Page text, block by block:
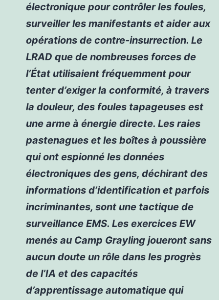
électronique pour contrôler les foules,
surveiller les manifestants et aider aux
opérations de contre-insurrection. Le
LRAD que de nombreuses forces de
l’État utilisaient fréquemment pour
tenter d’exiger la conformité, à travers
la douleur, des foules tapageuses est
une arme à énergie directe. Les raies
pastenagues et les boîtes à poussière
qui ont espionné les données
électroniques des gens, déchirant des
informations d’identification et parfois
incriminantes, sont une tactique de
surveillance EMS. Les exercices EW
menés au Camp Grayling joueront sans
aucun doute un rôle dans les progrès
de l’IA et des capacités
d’apprentissage automatique qui